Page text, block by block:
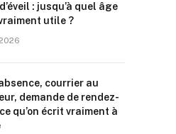
: jusqu’à quel âge
utile ?
courrier au
demande de rendez-
qu’on écrit vraiment à